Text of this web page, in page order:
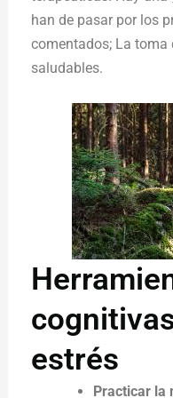
han de pasar por los
comentados; La toma
saludables.
estrés
Practicar la